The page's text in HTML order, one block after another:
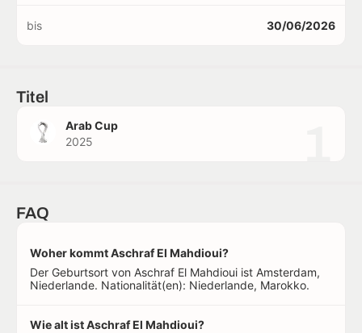
bis 30/06/2026
Titel
Arab Cup
2025
FAQ
Woher kommt Aschraf El Mahdioui?
Der Geburtsort von Aschraf El Mahdioui ist Amsterdam,
Niederlande. Nationalität(en): Niederlande, Marokko.
Wie alt ist Aschraf El Mahdioui?